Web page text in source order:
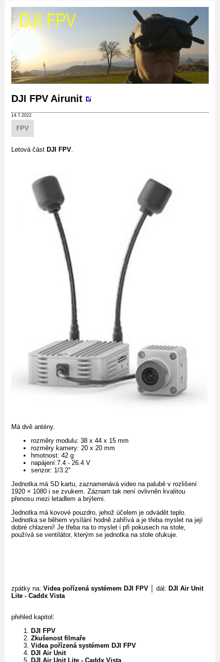
DJI FPV Airunit
14.7.2022
FPV
Letová část DJI FPV.
Má dvě antény.
rozměry modulu: 38 x 44 x 15 mm
rozměry kamery: 20 x 20 mm
hmotnost: 42 g
napájení:7.4 - 26.4 V
senzor: 1/3.2"
Jednotka má SD kartu, zaznamenává video na palubě v rozlišení
1920 × 1080 i se zvukem. Záznam tak není ovlivněn kvalitou
přenosu mezi letadlem a brýlemi.
Jednotka má kovové pouzdro, jehož účelem je odvádět teplo.
Jednotka se během vysílání hodně zahřívá a je třeba myslet na její
dobré chlazení! Je třeba na to myslet i při pokusech na stole,
používá se ventilátor, kterým se jednotka na stole ofukuje.
zpátky na: Videa pořízená systémem DJI FPV │ dál: DJI Air Unit
Lite - Caddx Vista
přehled kapitol:
DJI FPV
Zkušenost filmaře
Videa pořízená systémem DJI FPV
DJI Air Unit
DJI Air Unit Lite - Caddx Vista